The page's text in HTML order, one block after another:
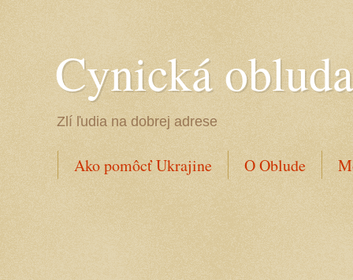
Cynická obluda
Zlí ľudia na dobrej adrese
Ako pomôcť Ukrajine O Oblude